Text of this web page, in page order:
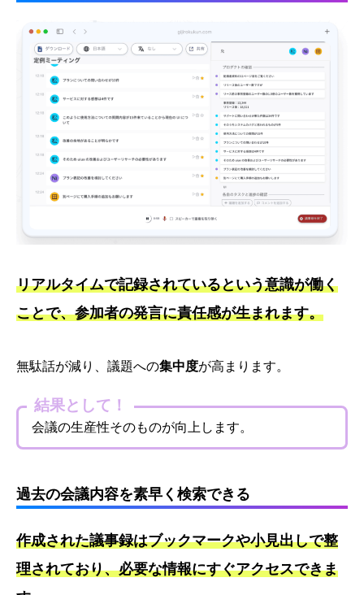
リアルタイムで記録されているという意識が働く
ことで、参加者の発言に責任感が生まれます。
無駄話が減り、議題への集中度が高まります。
結果として！
会議の生産性そのものが向上します。
過去の会議内容を素早く検索できる
作成された議事録はブックマークや小見出しで整
理されており、必要な情報にすぐアクセスできま